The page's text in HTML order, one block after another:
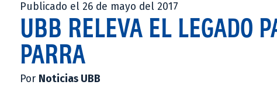
Publicado el 26 de mayo del 2017
UBB RELEVA EL LEGADO
PARRA
Por Noticias UBB